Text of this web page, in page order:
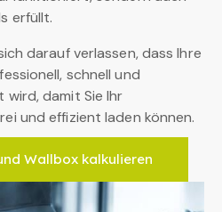
erfüllt.
darauf verlassen, dass Ihre
schnell und
wird, damit Sie Ihr
und effizient laden können.
Wallbox kalkulieren